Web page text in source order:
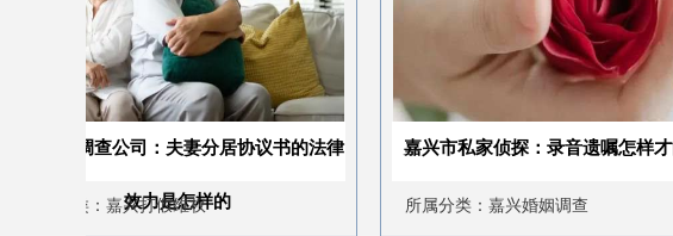
司：夫妻分居协议书的法律
效力是怎样的
兴打假维权
嘉兴市私家侦探：录音遗嘱怎样才能生效
所属分类：嘉兴婚姻调查